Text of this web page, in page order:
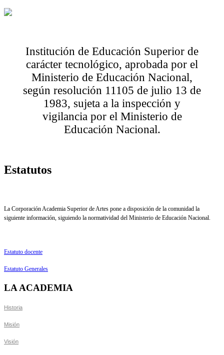
Institución de Educación Superior de
carácter tecnológico, aprobada por el
Ministerio de Educación Nacional,
según resolución 11105 de julio 13 de
1983, sujeta a la inspección y
vigilancia por el Ministerio de
Educación Nacional.
Estatutos
La Corporación Academia Superior de Artes pone a disposición de la comunidad la
siguiente información, siguiendo la normatividad del Ministerio de Educación Nacional.
Estatuto docente
Estatuto Generales
LA ACADEMIA
Historia
Misión
Visión